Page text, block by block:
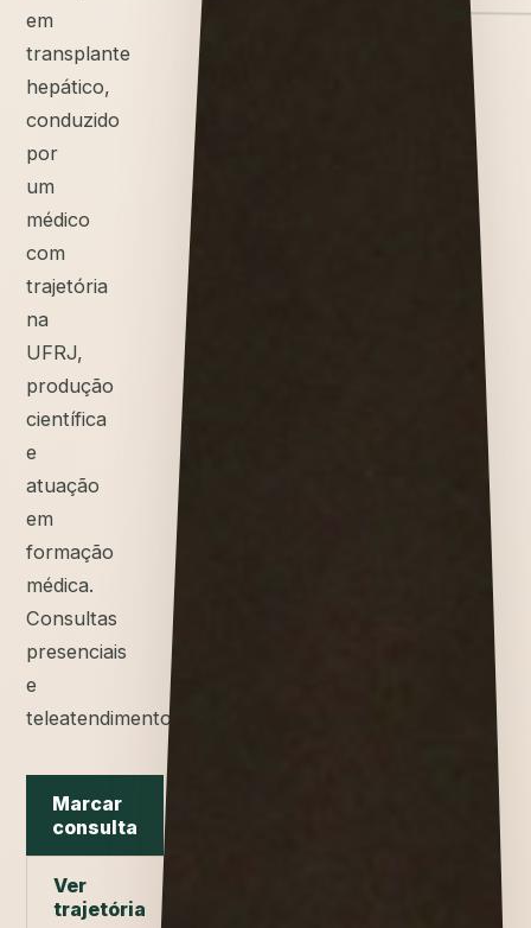
em
transplante
hepático,
conduzido
por
um
médico
com
trajetória
na
UFRJ,
produção
científica
e
atuação
em
formação
médica.
Consultas
presenciais
e
teleatendimento.
Marcar
consulta
Ver
trajetória